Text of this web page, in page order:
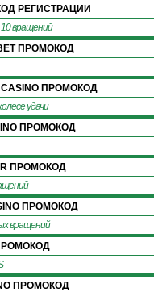
РЕГИСТРАЦИИ
10 вращений
ПРОМОКОД
CASINO ПРОМОКОД
удачи
ПРОМОКОД
ПРОМОКОД
ПРОМОКОД
вращений
ПРОМОКОД